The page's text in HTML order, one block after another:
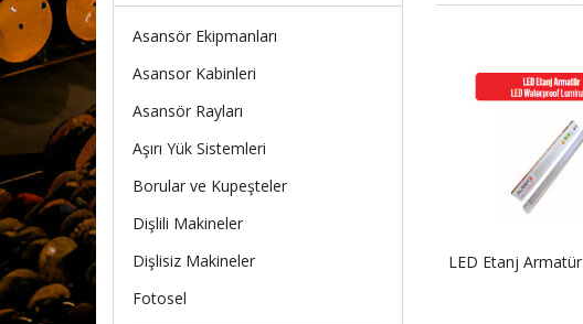
LED Etanj Armatür
Asansör Ekipmanları
Asansor Kabinleri
Asansör Rayları
Aşırı Yük Sistemleri
Borular ve Kupeşteler
Dişlili Makineler
Dişlisiz Makineler
Fotosel